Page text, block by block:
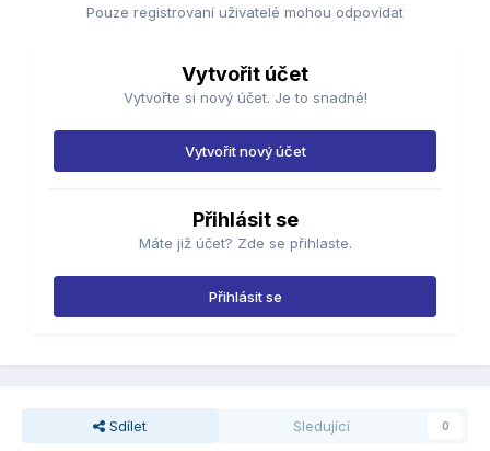
Pouze registrovaní uživatelé mohou odpovídat
Vytvořit účet
Vytvořte si nový účet. Je to snadné!
Vytvořit nový účet
Přihlásit se
Máte již účet? Zde se přihlaste.
Přihlásit se
Sdílet Sledující 0